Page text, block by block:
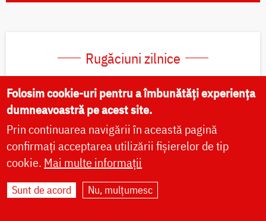
Rugăciuni zilnice
Rugăciunile dimineții
Rugăciunile serii
Paraclisul Preasfintei Născătoare de Dumnezeu
Canon de pocăință către Domnul nostru Iisus
Hristos
Folosim cookie-uri pentru a îmbunătăți experiența
dumneavoastră pe acest site.
Prin continuarea navigării în această pagină
confirmați acceptarea utilizării fișierelor de tip
cookie. Mai multe informații
Sunt de acord Nu, mulțumesc